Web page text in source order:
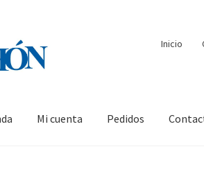
Inicio
Mi cuenta Pedidos